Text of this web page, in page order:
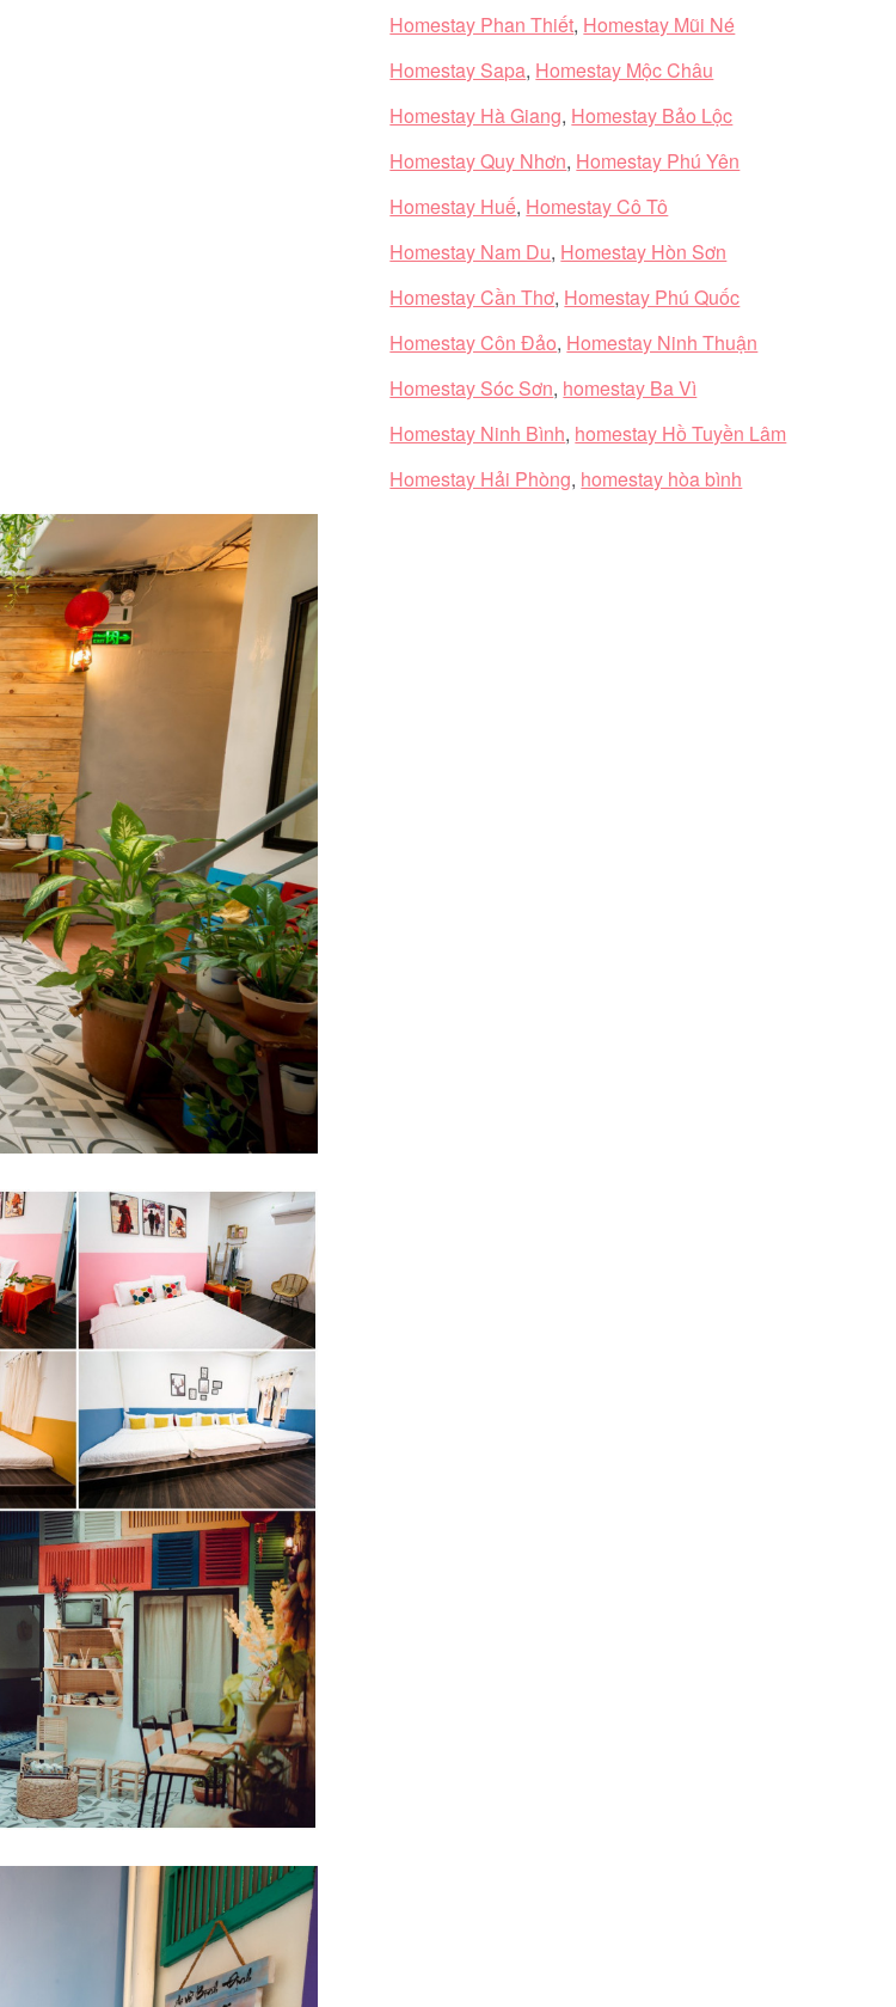
Homestay Phan Thiết, Homestay Mũi Né
Homestay Sapa, Homestay Mộc Châu
Homestay Hà Giang, Homestay Bảo Lộc
Homestay Quy Nhơn, Homestay Phú Yên
Homestay Huế, Homestay Cô Tô
Homestay Nam Du, Homestay Hòn Sơn
Homestay Cần Thơ, Homestay Phú Quốc
Homestay Côn Đảo, Homestay Ninh Thuận
Homestay Sóc Sơn, homestay Ba Vì
Homestay Ninh Bình, homestay Hồ Tuyền Lâm
Homestay Hải Phòng, homestay hòa bình